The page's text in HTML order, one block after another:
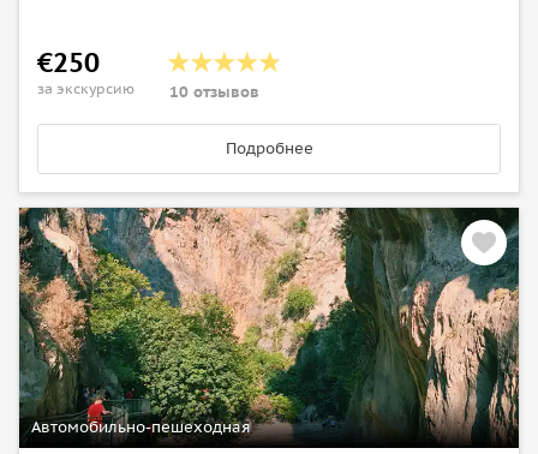
€250
за экскурсию 10 отзывов
Подробнее
Автомобильно-пешеходная